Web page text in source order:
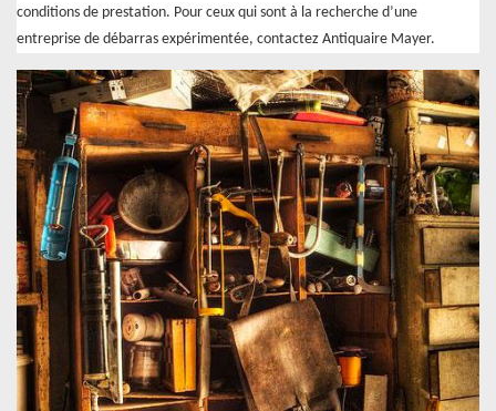
conditions de prestation. Pour ceux qui sont à la recherche d’une
entreprise de débarras expérimentée, contactez Antiquaire Mayer.